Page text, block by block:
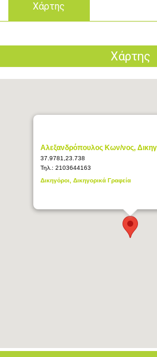
Χάρτης
Χάρτης
Αλεξανδρόπουλος Κων/νος,
37.9781,23.738
Τηλ.: 2103644163
Δικηγόροι, Δικηγορικά Γραφεία